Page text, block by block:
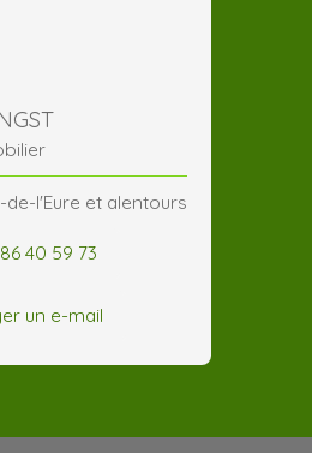
l'Eure et alentours
40 59 73
un e-mail